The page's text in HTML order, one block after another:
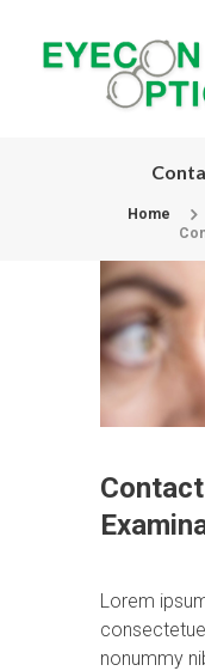
Home
Lorem
nonummy